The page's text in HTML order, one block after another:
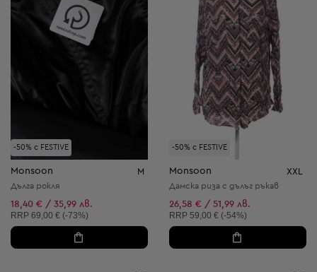
-50% с FESTIVE
Monsoon M
Дълга рокля
18,40 € / 35,99 лв.
Препоръчителна цена:
RRP 69,00 € (-73%)
-50% с FESTIVE
Monsoon XXL
Дамска риза с дълъг ръкав
26,58 € / 51,99 лв.
Препоръчителна цена:
RRP 59,00 € (-54%)